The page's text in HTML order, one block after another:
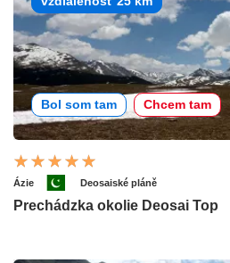
Bol som tam Chcem tam
Ázie Deosaiské pláně
Prechádzka okolie Deosai Top